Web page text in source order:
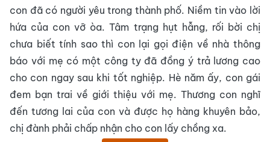
con đã có người yêu trong thành phố. Niềm tin vào lời
hứa của con vỡ òa. Tâm trạng hụt hẫng, rối bời chị
chưa biết tính sao thì con lại gọi điện về nhà thông
báo với mẹ có một công ty đã đồng ý trả lương cao
cho con ngay sau khi tốt nghiệp. Hè năm ấy, con gái
đem bạn trai về giới thiệu với mẹ. Thương con nghĩ
đến tương lai của con và được họ hàng khuyên bảo,
chị đành phải chấp nhận cho con lấy chồng xa.